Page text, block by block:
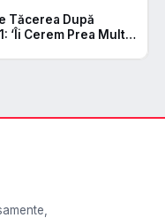
Tăcerea După
‘Îi Cerem Prea Mult?’